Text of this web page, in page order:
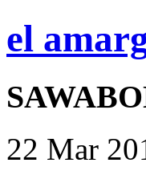
el
22 Mar